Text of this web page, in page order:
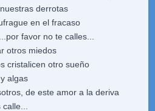
derrotas
en el fracaso
favor no te calles...
otros miedos
cristalicen otro sueño
algas
de este amor a la deriva